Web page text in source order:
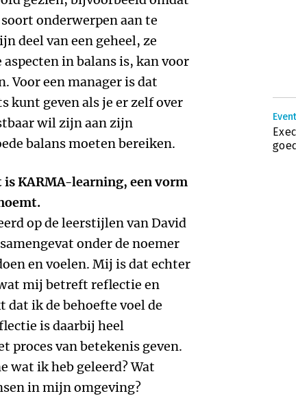
onderwerpen aan te
deel van een geheel, ze
in balans is, kan voor
Voor een manager is dat
kunt geven als je er zelf over
wil zijn aan zijn
balans moeten bereiken.
is KARMA-learning, een vorm
op de leerstijlen van David
onder de noemer
en voelen. Mij is dat echter
mij betreft reflectie en
ik de behoefte voel de
is daarbij heel
proces van betekenis geven.
wat ik heb geleerd? Wat
in mijn omgeving?